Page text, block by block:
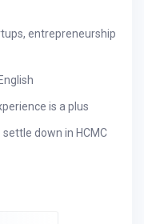
entrepreneurship
is a plus
down in HCMC